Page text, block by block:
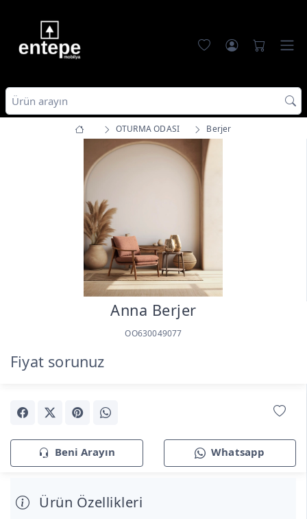
OTURMA ODASI Berjer
Anna Berjer
OO630049077
Fiyat sorunuz
Beni Arayın Whatsapp
Ürün Özellikleri